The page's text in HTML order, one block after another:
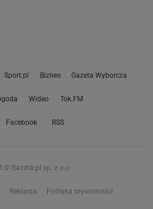
Sport.pl Biznes Gazeta Wyborcza
Wideo Tok.FM
Facebook RSS
© Gazeta.pl sp. z o.o.
Reklama Polityka prywatności